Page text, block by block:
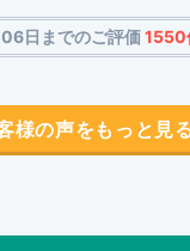
日までのご評価1550
様の声をもっと見